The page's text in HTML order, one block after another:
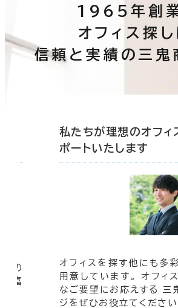
1965年創業
オフィス探し
信頼と実績の三鬼
の
豊富
私たちが理想のオフィ
ポートいたします
オフィスを探す他にも多
用意しています。 オフィ
なご要望にお応えする 三
ジをぜひお役立てください